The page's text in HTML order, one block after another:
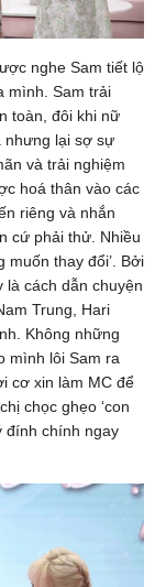
nghe Sam tiết lộ
mình. Sam trải
toàn, đôi khi nữ
nhưng lại sợ sự
và trải nghiệm
hoá thân vào các
riêng và nhắn
cứ phải thử. Nhiều
thay đổi’. Bởi
là cách dẫn chuyện
Trung, Hari
Không những
mình lôi Sam ra
cơ xin làm MC để
chọc ghẹo ‘con
đính chính ngay